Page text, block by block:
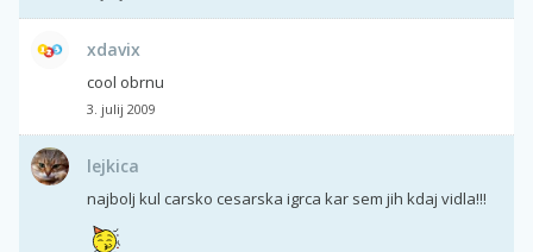
xdavix
cool obrnu
3. julij 2009
lejkica
najbolj kul carsko cesarska igrca kar sem jih kdaj vidla!!!